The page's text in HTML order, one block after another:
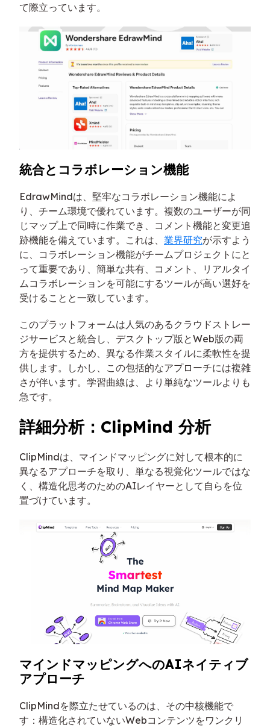
て際立っています。
統合とコラボレーション機能
EdrawMindは、堅牢なコラボレーション機能によ
り、チーム環境で優れています。複数のユーザーが同
じマップ上で同時に作業でき、コメント機能と変更追
跡機能を備えています。これは、 業界研究が示すよう
に、コラボレーション機能がチームプロジェクトにと
って重要であり、簡単な共有、コメント、リアルタイ
ムコラボレーションを可能にするツールが高い選好を
受けることと一致しています。
このプラットフォームは人気のあるクラウドストレー
ジサービスと統合し、デスクトップ版とWeb版の両
方を提供するため、異なる作業スタイルに柔軟性を提
供します。しかし、この包括的なアプローチには複雑
さが伴います。学習曲線は、より単純なツールよりも
急です。
詳細分析：ClipMind 分析
ClipMindは、マインドマッピングに対して根本的に
異なるアプローチを取り、単なる視覚化ツールではな
く、構造化思考のためのAIレイヤーとして自らを位
置づけています。
マインドマッピングへのAIネイティブ
アプローチ
ClipMindを際立たせているのは、その中核機能で
す：構造化されていないWebコンテンツをワンクリ